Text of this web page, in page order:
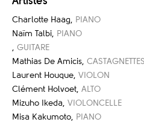
Charlotte Haag, PIANO
Naïm Talbi, PIANO
, GUITARE
Mathias De Amicis, CASTAGNETTES
Laurent Houque, VIOLON
Clément Holvoet, ALTO
Mizuho Ikeda, VIOLONCELLE
Misa Kakumoto, PIANO